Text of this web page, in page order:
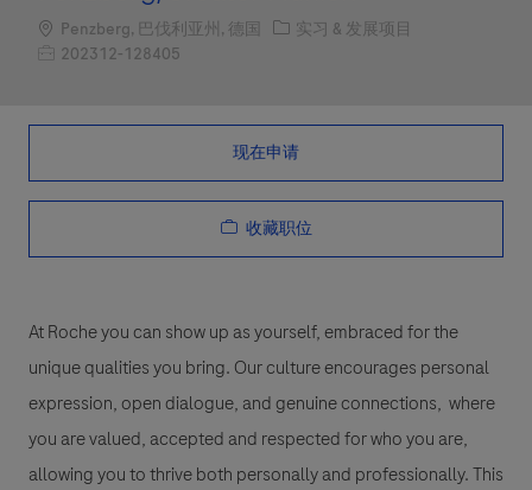
Location
Penzberg, 巴伐利亚州, 德国 职位类别
实习 & 发展项目
职位编号
202312-128405
现在申请
收藏职位
At Roche you can show up as yourself, embraced for the
unique qualities you bring. Our culture encourages personal
expression, open dialogue, and genuine connections, where
you are valued, accepted and respected for who you are,
allowing you to thrive both personally and professionally. This